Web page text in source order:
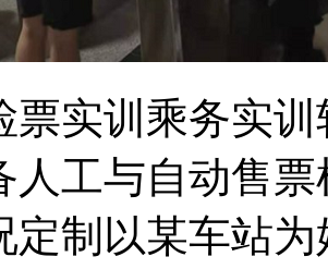
票实训乘务实
人工与自动售
定制以某车站